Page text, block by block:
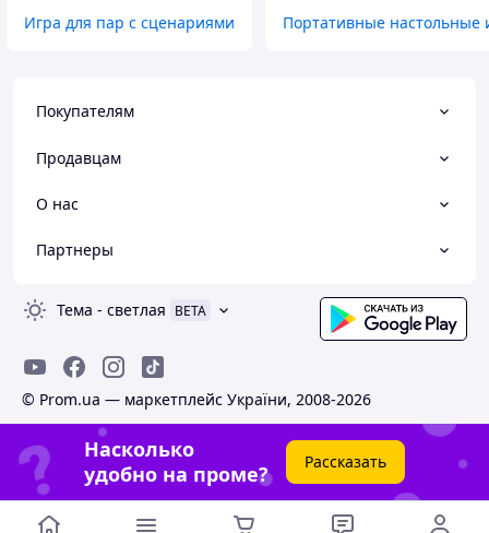
Игра для пар с сценариями Портативные настольные
Покупателям
Продавцам
О нас
Партнеры
Тема - светлая BETA
© Prom.ua — маркетплейс України, 2008-2026
Насколько
удобно на проме?
Рассказать